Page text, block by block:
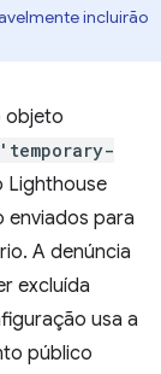
incluirão
objeto
'temporary-
Lighthouse
enviados para
A denúncia
excluída
usa a
público